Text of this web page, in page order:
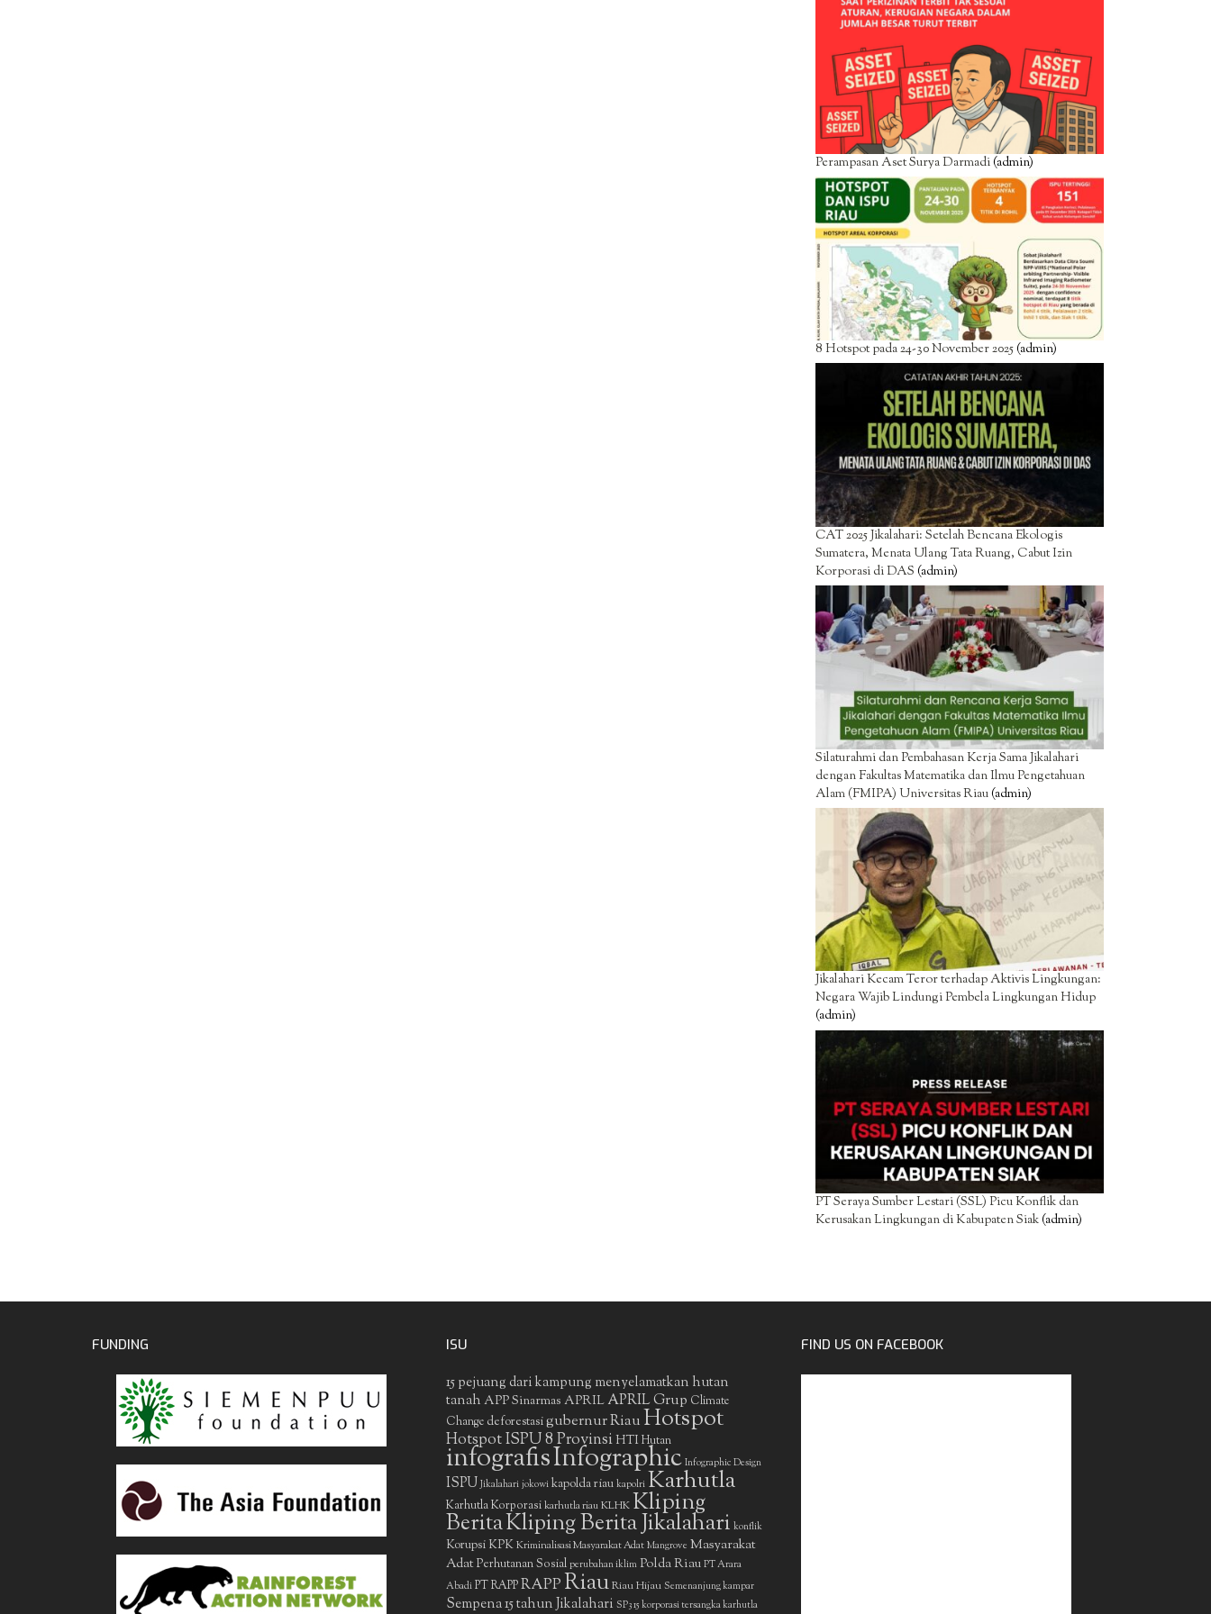
Perampasan Aset Surya Darmadi(admin)
8 Hotspot pada 24-30 November 2025(admin)
CAT 2025 Jikalahari: Setelah Bencana Ekologis
Sumatera, Menata Ulang Tata Ruang, Cabut Izin
Korporasi di DAS (admin)
Silaturahmi dan Pembahasan Kerja Sama Jikalahari
dengan Fakultas Matematika dan Ilmu Pengetahuan
Alam (FMIPA) Universitas Riau(admin)
Jikalahari Kecam Teror terhadap Aktivis Lingkungan:
Negara Wajib Lindungi Pembela Lingkungan Hidup
(admin)
PT Seraya Sumber Lestari (SSL) Picu Konflik dan
Kerusakan Lingkungan di Kabupaten Siak(admin)
FUNDING ISU
15 pejuang dari kampung menyelamatkan hutan
tanah APP Sinarmas APRIL APRIL Grup Climate
Change deforestasigubernur RiauHotspot
Hotspot ISPU 8 ProvinsiHTIHutan
infografisInfographic Infographic Design
ISPU Jikalahari jokowi kapolda riau kapolri Karhutla
Karhutla Korporasi karhutla riau KLHKKliping
BeritaKliping Berita Jikalahari konflik
Korupsi KPK Kriminalisasi Masyarakat Adat Mangrove Masyarakat
AdatPerhutanan Sosial perubahan iklim Polda Riau PT Arara
Abadi PT RAPPRAPPRiauRiau Hijau Semenanjung kampar
Sempena 15 tahun Jikalahari SP3 15 korporasi tersangka karhutla
FIND US ON FACEBOOK